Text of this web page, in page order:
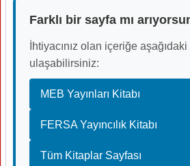
Farklı bir sayfa mı
İhtiyacınız olan içeriğe
ulaşabilirsiniz:
MEB Yayınları Kitabı
FERSA Yayıncılık Kitabı
Tüm Kitaplar Sayfası